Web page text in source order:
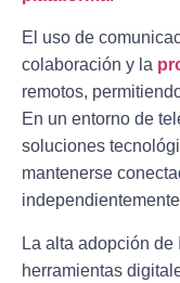
El uso de
colaboración y la
remotos,
En un entorno de
soluciones
mantenerse
La alta adopción
herramientas